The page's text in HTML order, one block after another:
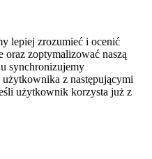
lepiej zrozumieć i ocenić
oraz zoptymalizować naszą
synchronizujemy
z następującymi
użytkownik korzysta już z